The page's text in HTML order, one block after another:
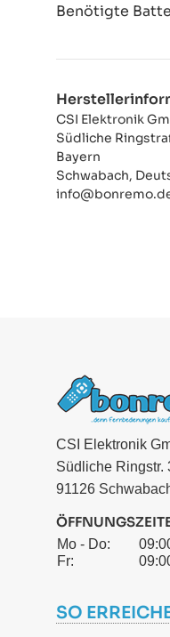
Benötigte
CSI Elektronik
Südliche
Bayern
Schwabach,
CSI Elektronik
Südliche Ringstr.
91126
Mo - Do:
Fr:
SO